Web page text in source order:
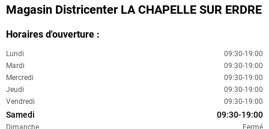
Magasin Districenter LA CHAPELLE SUR ERDRE
Horaires d'ouverture :
Lundi
09:30-19:00
Mardi
09:30-19:00
Mercredi
09:30-19:00
Jeudi
09:30-19:00
Vendredi
09:30-19:00
Samedi 09:30-19:00